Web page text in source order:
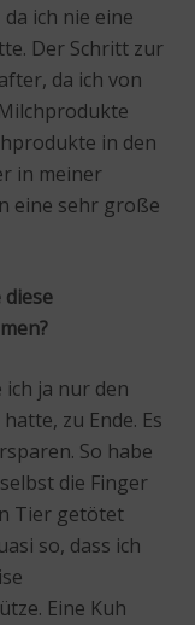
ich nie eine
Der Schritt zur
da ich von
in den
in meiner
eine sehr große
ja nur den
zu Ende. Es
So habe
die Finger
Tier getötet
so, dass ich
Eine Kuh